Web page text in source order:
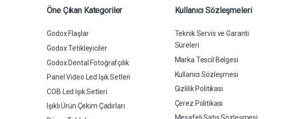
Öne Çıkan Kategoriler
Godox Flaşlar
Godox Tetikleyiciler
Godox Dental Fotoğrafçılık
Panel Video Led Işık Setleri
COB Led Işık Setleri
Işıklı Ürün Çekim Çadırları
Kullanıcı Sözleşmeleri
Teknik Servis ve Garanti
Süreleri
Marka Tescil Belgesi
Kullanıcı Sözleşmesi
Gizlilik Politikası
Çerez Politikası